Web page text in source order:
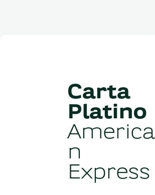
Carta
Platino
America
n
Express